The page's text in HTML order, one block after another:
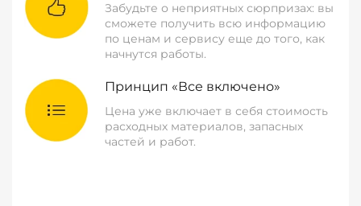
Забудьте о неприятных сюрпризах: вы
сможете получить всю информацию
по ценам и сервису еще до того, как
начнутся работы.
Принцип «Все включено»
Цена уже включает в себя стоимость
расходных материалов, запасных
частей и работ.